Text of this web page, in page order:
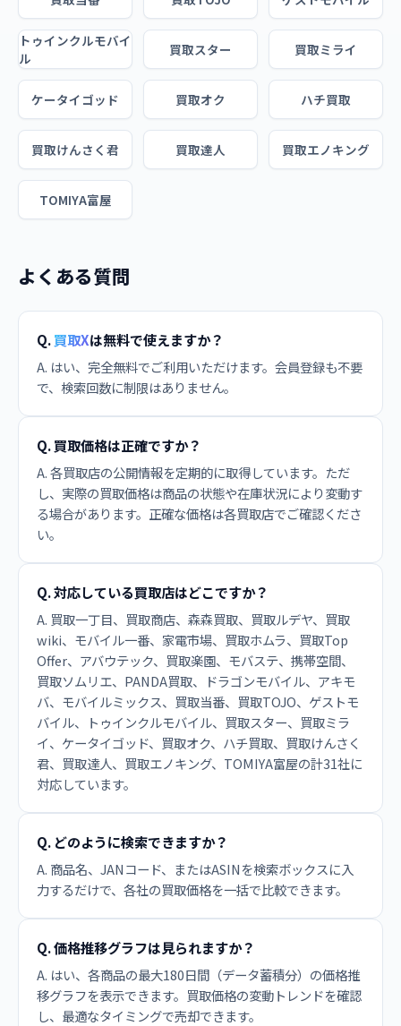
トゥインクルモバイ
ル
買取スター 買取ミライ
ケータイゴッド 買取オク ハチ買取
買取けんさく君 買取達人 買取エノキング
TOMIYA富屋
よくある質問
Q.買取Xは無料で使えますか？
A. はい、完全無料でご利用いただけます。会員登録も不要
で、検索回数に制限はありません。
Q. 買取価格は正確ですか？
A. 各買取店の公開情報を定期的に取得しています。ただ
し、実際の買取価格は商品の状態や在庫状況により変動す
る場合があります。正確な価格は各買取店でご確認くださ
い。
Q. 対応している買取店はどこですか？
A. 買取一丁目、買取商店、森森買取、買取ルデヤ、買取
wiki、モバイル一番、家電市場、買取ホムラ、買取Top
Offer、アバウテック、買取楽園、モバステ、携帯空間、
買取ソムリエ、PANDA買取、ドラゴンモバイル、アキモ
バ、モバイルミックス、買取当番、買取TOJO、ゲストモ
バイル、トゥインクルモバイル、買取スター、買取ミラ
イ、ケータイゴッド、買取オク、ハチ買取、買取けんさく
君、買取達人、買取エノキング、TOMIYA富屋の計31社に
対応しています。
Q. どのように検索できますか？
A. 商品名、JANコード、またはASINを検索ボックスに入
力するだけで、各社の買取価格を一括で比較できます。
Q. 価格推移グラフは見られますか？
A. はい、各商品の最大180日間（データ蓄積分）の価格推
移グラフを表示できます。買取価格の変動トレンドを確認
し、最適なタイミングで売却できます。